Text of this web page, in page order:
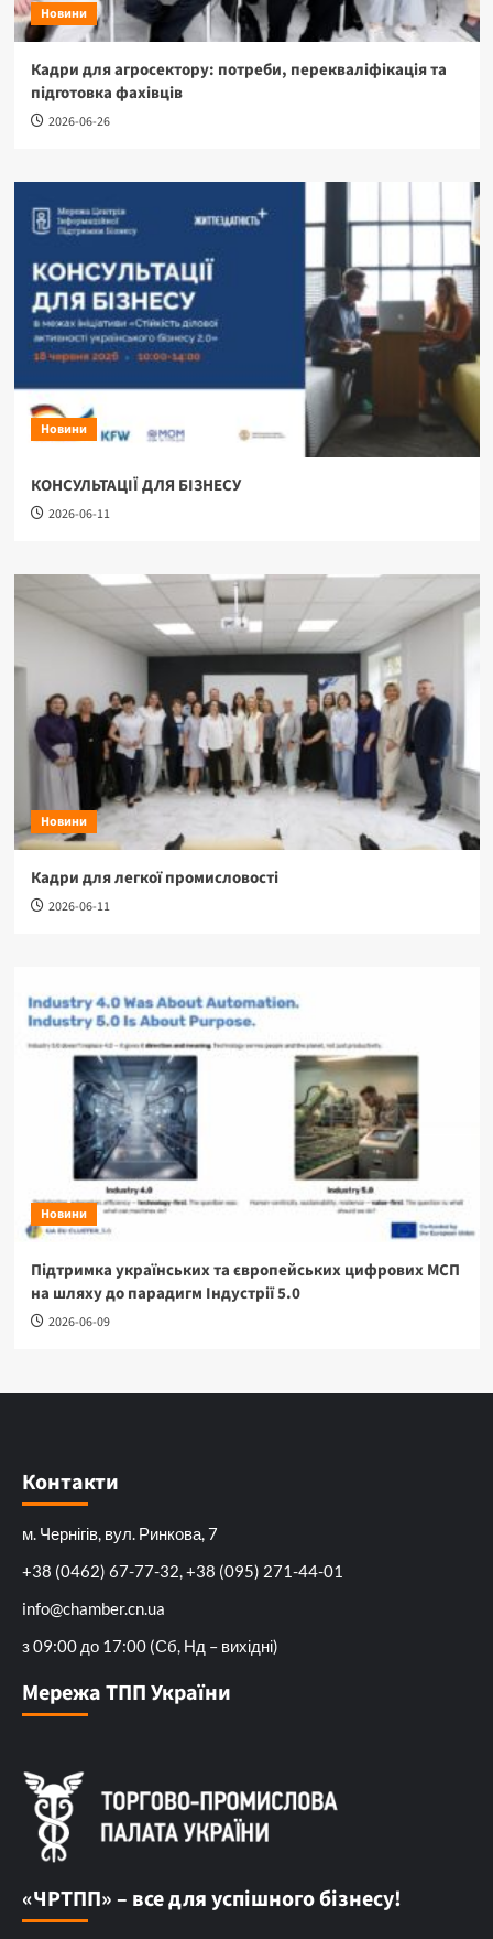
Новини
Кадри для агросектору: потреби, перекваліфікація та
підготовка фахівців
2026-06-26
Новини
КОНСУЛЬТАЦІЇ ДЛЯ БІЗНЕСУ
2026-06-11
Новини
Кадри для легкої промисловості
2026-06-11
Новини
Підтримка українських та європейських цифрових МСП
на шляху до парадигм Індустрії 5.0
2026-06-09
Контакти
м. Чернігів, вул. Ринкова, 7
+38 (0462) 67-77-32, +38 (095) 271-44-01
info@chamber.cn.ua
з 09:00 до 17:00 (Сб, Нд – вихідні)
Мережа ТПП України
«ЧРТПП» – все для успішного бізнесу!